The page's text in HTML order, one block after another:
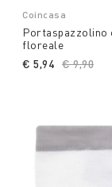
Coincasa
Portaspazzolino
floreale
Price
€ 9,90
€ 5,94